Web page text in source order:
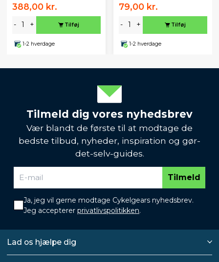
388,00 kr.
- + Tilføj
1-2 hverdage
79,00 kr.
- + Tilføj
1-2 hverdage
Tilmeld dig vores nyhedsbrev
Vær blandt de første til at modtage de
bedste tilbud, nyheder, inspiration og gør-
det-selv-guides.
Tilmeld
Ja, jeg vil gerne modtage Cykelgears nyhedsbrev.
Jeg accepterer privatlivspolitikken.
Lad os hjælpe dig